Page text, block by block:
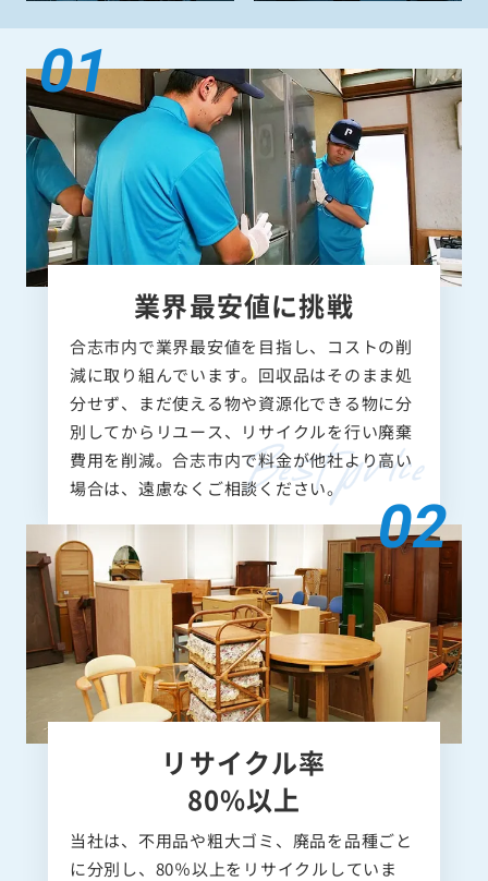
業界最安値に挑戦
合志市内で業界最安値を目指し、コストの削
減に取り組んでいます。回収品はそのまま処
分せず、まだ使える物や資源化できる物に分
別してからリユース、リサイクルを行い廃棄
費用を削減。合志市内で料金が他社より高い
場合は、遠慮なくご相談ください。
リサイクル率
80%以上
当社は、不用品や粗大ゴミ、廃品を品種ごと
に分別し、80％以上をリサイクルしていま